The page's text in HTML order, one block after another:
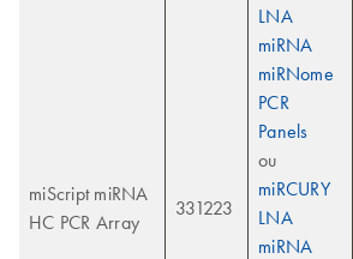
miScript miRNA
HC PCR Array
331223
LNA
miRNA
miRNome
PCR
Panels
ou
miRCURY
LNA
miRNA